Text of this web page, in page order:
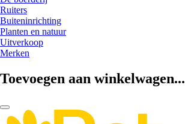
Ruiters
Buiteninrichting
Planten en natuur
Uitverkoop
Merken
Toevoegen aan winkelwagen...